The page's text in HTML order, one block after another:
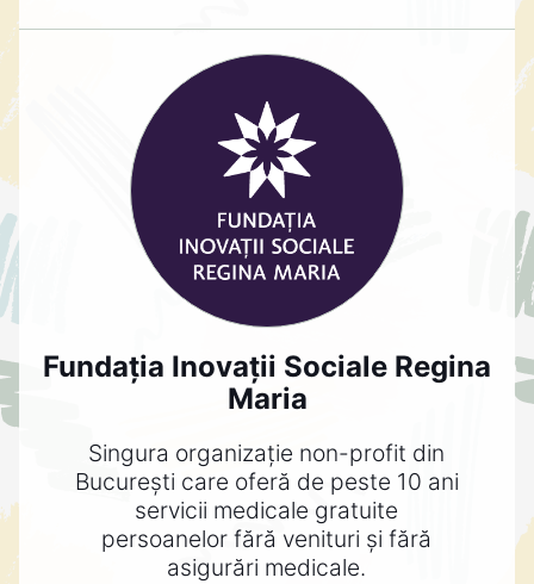
Fundația Inovații Sociale Regina
Maria
Singura organizație non-profit din
București care oferă de peste 10 ani
servicii medicale gratuite
persoanelor fără venituri și fără
asigurări medicale.